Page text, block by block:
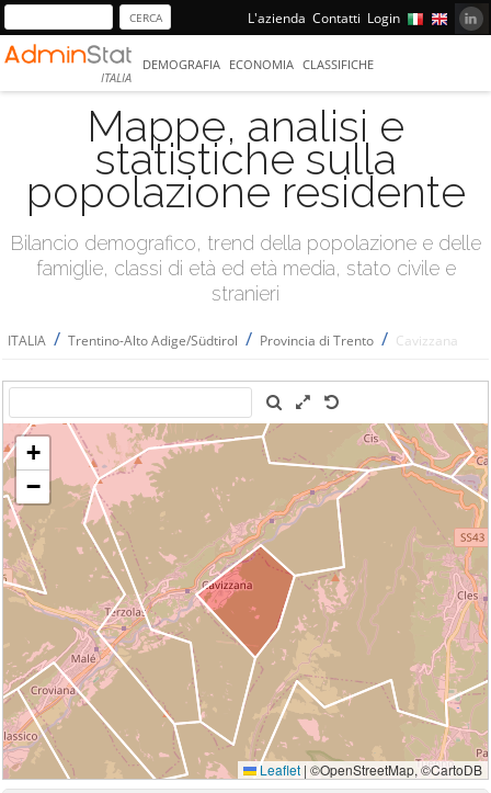
L'azienda Contatti Login
ITALIA
DEMOGRAFIA ECONOMIA CLASSIFICHE
Mappe, analisi e
statistiche sulla
popolazione residente
Bilancio demografico, trend della popolazione e delle
famiglie, classi di età ed età media, stato civile e
stranieri
ITALIA / Trentino-Alto Adige/Südtirol / Provincia di Trento / Cavizzana